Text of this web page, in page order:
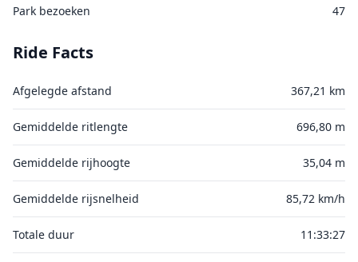
Park bezoeken 47
Ride Facts
Afgelegde afstand 367,21 km
Gemiddelde ritlengte 696,80 m
Gemiddelde rijhoogte 35,04 m
Gemiddelde rijsnelheid 85,72 km/h
Totale duur 11:33:27